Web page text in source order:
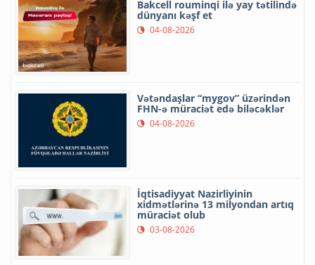
Bakcell rouminqi ilə yay tətilində
dünyanı kəşf et
04-08-2026
Vətəndaşlar “mygov” üzərindən
FHN-ə müraciət edə biləcəklər
04-08-2026
İqtisadiyyat Nazirliyinin
xidmətlərinə 13 milyondan artıq
müraciət olub
03-08-2026